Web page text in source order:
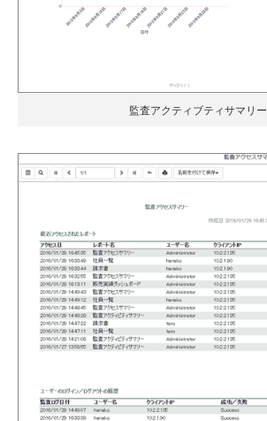
監査アクティブティサマリー